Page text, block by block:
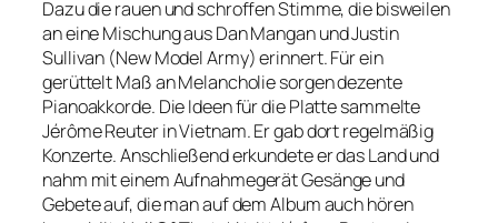
Dazu die rauen und schroffen Stimme, die bisweilen
an eine Mischung aus Dan Mangan und Justin
Sullivan (New Model Army) erinnert. Für ein
gerüttelt Maß an Melancholie sorgen dezente
Pianoakkorde. Die Ideen für die Platte sammelte
Jérôme Reuter in Vietnam. Er gab dort regelmäßig
Konzerte. Anschließend erkundete er das Land und
nahm mit einem Aufnahmegerät Gesänge und
Gebete auf, die man auf dem Album auch hören